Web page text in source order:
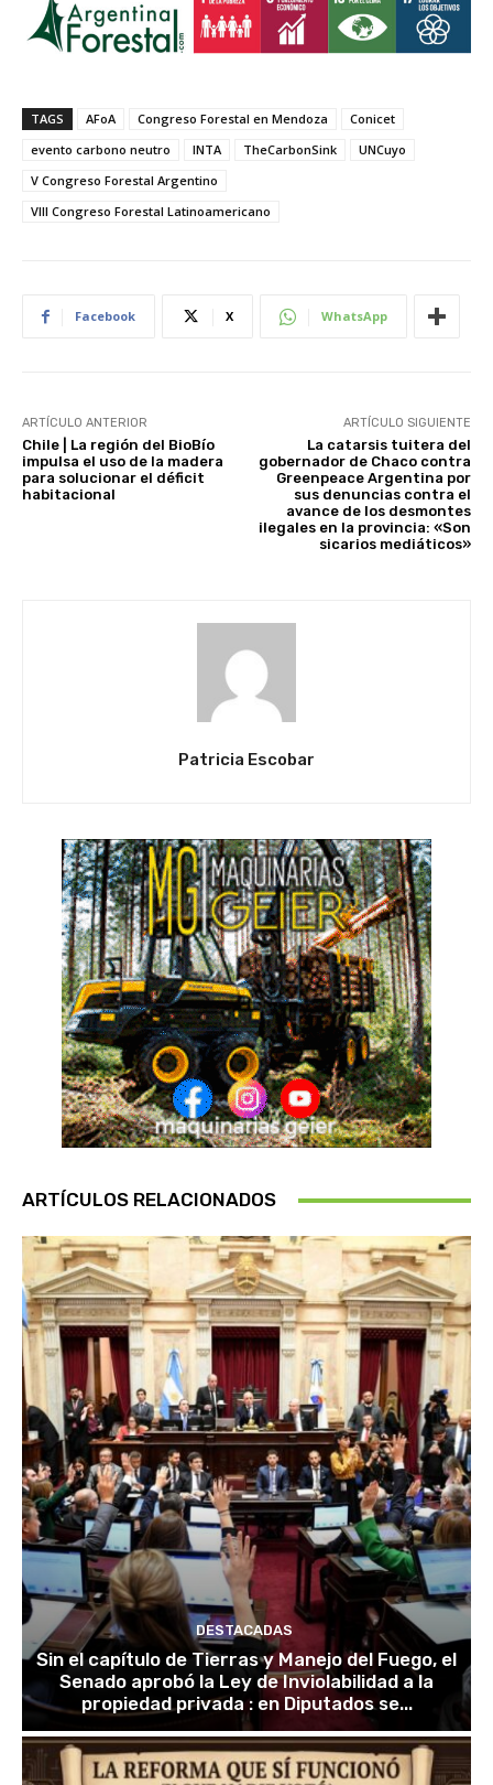
TAGS AFoA Congreso Forestal en Mendoza
Conicet
evento carbono neutro
INTA TheCarbonSink
UNCuyo
V Congreso Forestal Argentino
VIII Congreso Forestal Latinoamericano
Facebook X WhatsApp
ARTÍCULO ANTERIOR
Chile | La región del BioBío
impulsa el uso de la madera
para solucionar el déficit
habitacional
ARTÍCULO SIGUIENTE
La catarsis tuitera del
gobernador de Chaco contra
Greenpeace Argentina por
sus denuncias contra el
avance de los desmontes
ilegales en la provincia: «Son
sicarios mediáticos»
Patricia Escobar
ARTÍCULOS RELACIONADOS
DESTACADAS
Sin el capítulo de Tierras y Manejo del Fuego, el
Senado aprobó la Ley de Inviolabilidad a la
propiedad privada : en Diputados se...